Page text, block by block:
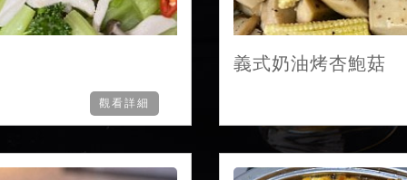
觀看詳細
義式奶油烤杏鮑菇